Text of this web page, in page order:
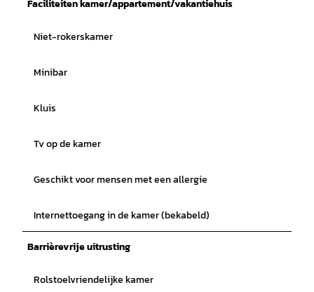
Faciliteiten kamer/appartement/vakantiehuis
Niet-rokerskamer
Minibar
Kluis
Tv op de kamer
Geschikt voor mensen met een allergie
Internettoegang in de kamer (bekabeld)
Barrièrevrije uitrusting
Rolstoelvriendelijke kamer